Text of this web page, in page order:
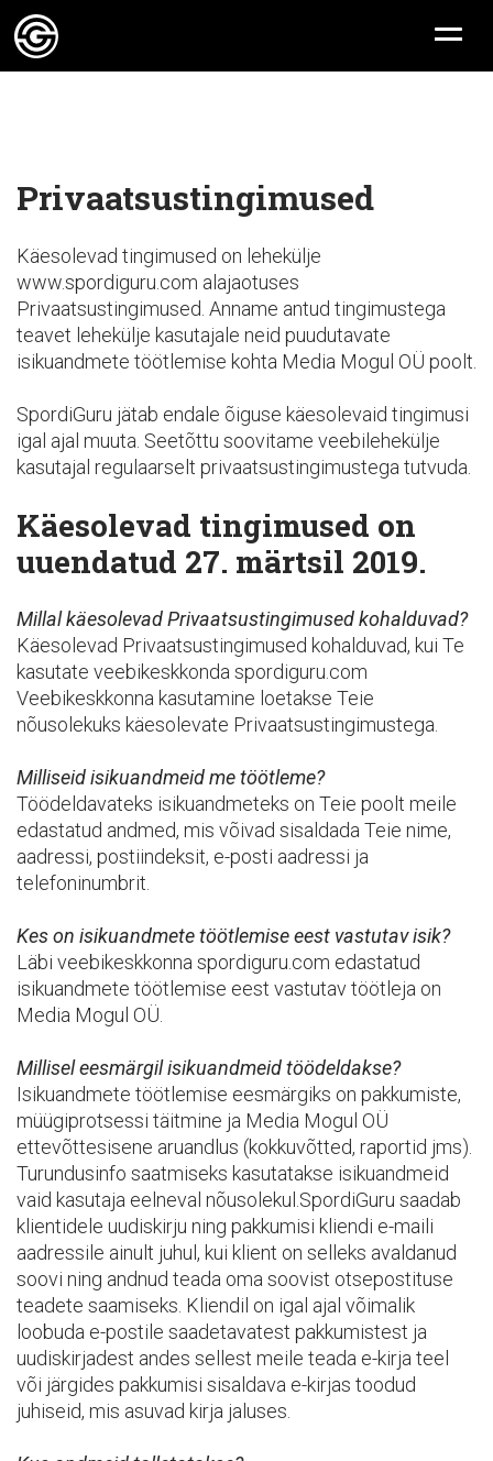
Privaatsustingimused
Käesolevad tingimused on lehekülje
www.spordiguru.com alajaotuses
Privaatsustingimused. Anname antud tingimustega
teavet lehekülje kasutajale neid puudutavate
isikuandmete töötlemise kohta Media Mogul OÜ poolt.
SpordiGuru jätab endale õiguse käesolevaid tingimusi
igal ajal muuta. Seetõttu soovitame veebilehekülje
kasutajal regulaarselt privaatsustingimustega tutvuda.
Käesolevad tingimused on
uuendatud 27. märtsil 2019.
Millal käesolevad Privaatsustingimused kohalduvad?
Käesolevad Privaatsustingimused kohalduvad, kui Te
kasutate veebikeskkonda spordiguru.com
Veebikeskkonna kasutamine loetakse Teie
nõusolekuks käesolevate Privaatsustingimustega.
Milliseid isikuandmeid me töötleme?
Töödeldavateks isikuandmeteks on Teie poolt meile
edastatud andmed, mis võivad sisaldada Teie nime,
aadressi, postiindeksit, e-posti aadressi ja
telefoninumbrit.
Kes on isikuandmete töötlemise eest vastutav isik?
Läbi veebikeskkonna spordiguru.com edastatud
isikuandmete töötlemise eest vastutav töötleja on
Media Mogul OÜ.
Millisel eesmärgil isikuandmeid töödeldakse?
Isikuandmete töötlemise eesmärgiks on pakkumiste,
müügiprotsessi täitmine ja Media Mogul OÜ
ettevõttesisene aruandlus (kokkuvõtted, raportid jms).
Turundusinfo saatmiseks kasutatakse isikuandmeid
vaid kasutaja eelneval nõusolekul.SpordiGuru saadab
klientidele uudiskirju ning pakkumisi kliendi e-maili
aadressile ainult juhul, kui klient on selleks avaldanud
soovi ning andnud teada oma soovist otsepostituse
teadete saamiseks. Kliendil on igal ajal võimalik
loobuda e-postile saadetavatest pakkumistest ja
uudiskirjadest andes sellest meile teada e-kirja teel
või järgides pakkumisi sisaldava e-kirjas toodud
juhiseid, mis asuvad kirja jaluses.